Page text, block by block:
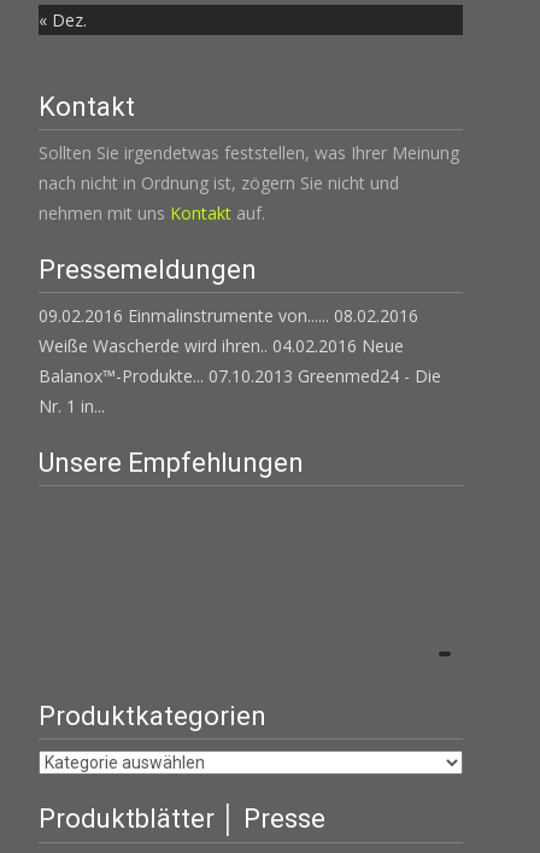
« Dez.
Kontakt
Sollten Sie irgendetwas feststellen, was Ihrer Meinung
nach nicht in Ordnung ist, zögern Sie nicht und
nehmen mit uns Kontakt auf.
Pressemeldungen
09.02.2016 Einmalinstrumente von...... 08.02.2016
Weiße Wascherde wird ihren.. 04.02.2016 Neue
Balanox™-Produkte... 07.10.2013 Greenmed24 - Die
Nr. 1 in...
Unsere Empfehlungen
Produktkategorien
Produktblätter │ Presse